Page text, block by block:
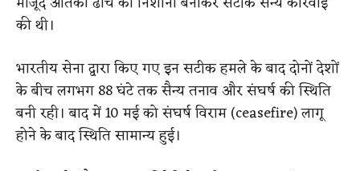
की थी।
भारतीय सेना द्वारा किए गए इन सटीक हमले के बाद दोनों देशों
के बीच लगभग 88 घंटे तक सैन्य तनाव और संघर्ष की स्थिति
बनी रही। बाद में 10 मई को संघर्ष विराम (ceasefire) लागू
होने के बाद स्थिति सामान्य हुई।